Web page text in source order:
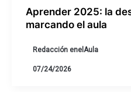
Aprender 2025: la
marcando el aula
Redacción enelAula
07/24/2026